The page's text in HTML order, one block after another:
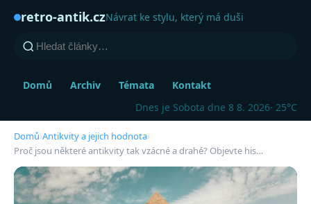
retro-antik.czNávrat ke stylu, který má duši
Domů Archiv Témata
Kontakt
Dnes je Sobota dne 8 8. 2026· 25°C
Domů›Antikvity a jejich hodnota›
Proč jsou některé antikvity tak vzácné a drahé? Objevte his…